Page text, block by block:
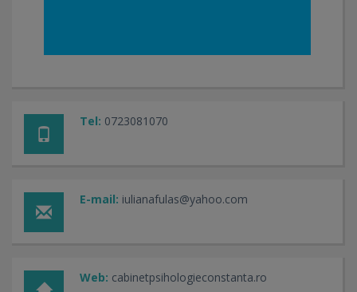
Tel: 0723081070
E-mail: iulianafulas@yahoo.com
Web: cabinetpsihologieconstanta.ro